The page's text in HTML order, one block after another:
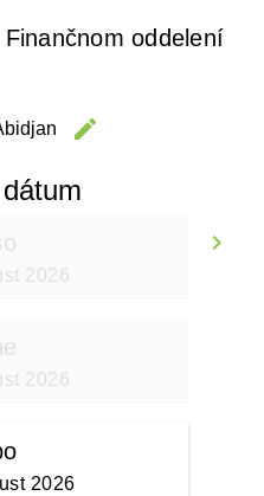
oddelení
edit
keyboard_arrow_right
2026
2026
2026